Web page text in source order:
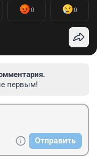
0 0
первым!
Отправить